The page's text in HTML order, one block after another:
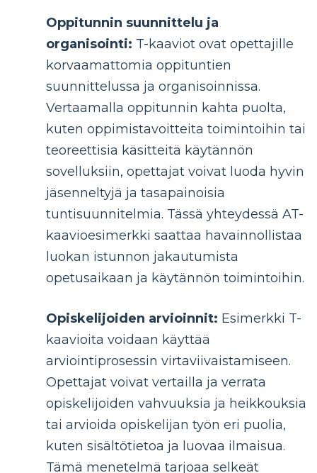
Oppitunnin suunnittelu ja
organisointi: T-kaaviot ovat opettajille
korvaamattomia oppituntien
suunnittelussa ja organisoinnissa.
Vertaamalla oppitunnin kahta puolta,
kuten oppimistavoitteita toimintoihin tai
teoreettisia käsitteitä käytännön
sovelluksiin, opettajat voivat luoda hyvin
jäsenneltyjä ja tasapainoisia
tuntisuunnitelmia. Tässä yhteydessä AT-
kaavioesimerkki saattaa havainnollistaa
luokan istunnon jakautumista
opetusaikaan ja käytännön toimintoihin.
Opiskelijoiden arvioinnit: Esimerkki T-
kaavioita voidaan käyttää
arviointiprosessin virtaviivaistamiseen.
Opettajat voivat vertailla ja verrata
opiskelijoiden vahvuuksia ja heikkouksia
tai arvioida opiskelijan työn eri puolia,
kuten sisältötietoa ja luovaa ilmaisua.
Tämä menetelmä tarjoaa selkeät